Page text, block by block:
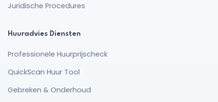
Juridische Procedures
Huuradvies Diensten
Professionele Huurprijscheck
QuickScan Huur Tool
Gebreken & Onderhoud